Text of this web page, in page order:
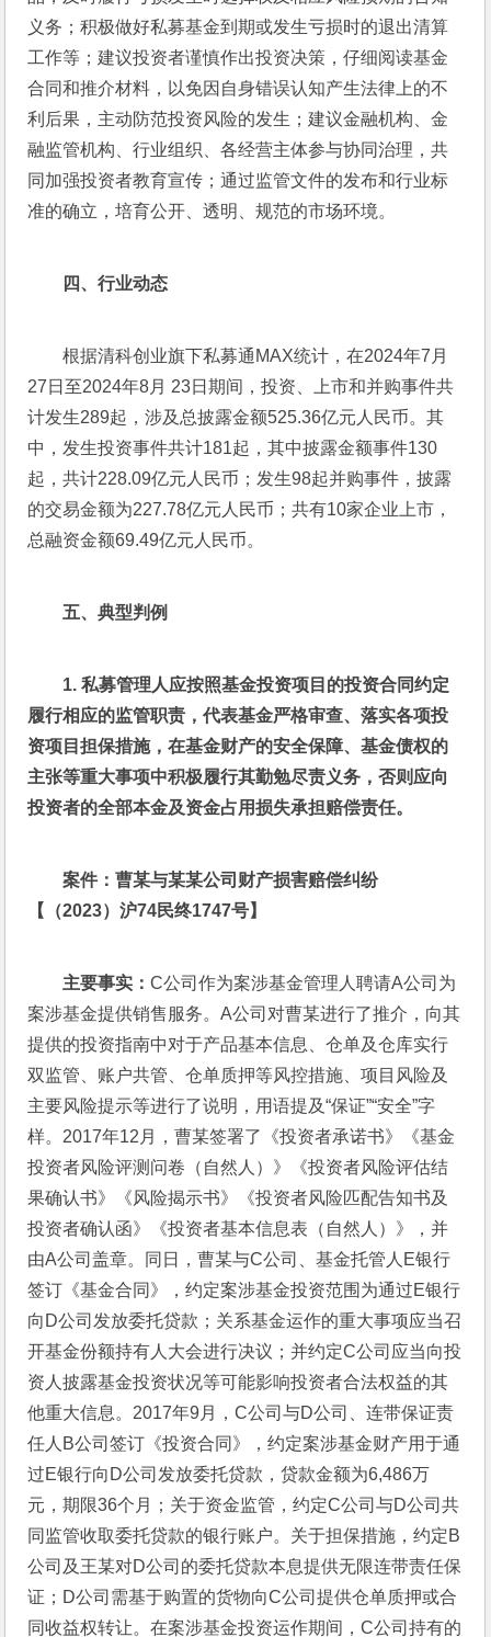
义务；积极做好私募基金到期或发生亏损时的退出清算
工作等；建议投资者谨慎作出投资决策，仔细阅读基金
合同和推介材料，以免因自身错误认知产生法律上的不
利后果，主动防范投资风险的发生；建议金融机构、金
融监管机构、行业组织、各经营主体参与协同治理，共
同加强投资者教育宣传；通过监管文件的发布和行业标
准的确立，培育公开、透明、规范的市场环境。
四、行业动态
根据清科创业旗下私募通MAX统计，在2024年7月
27日至2024年8月 23日期间，投资、上市和并购事件共
计发生289起，涉及总披露金额525.36亿元人民币。其
中，发生投资事件共计181起，其中披露金额事件130
起，共计228.09亿元人民币；发生98起并购事件，披露
的交易金额为227.78亿元人民币；共有10家企业上市，
总融资金额69.49亿元人民币。
五、典型判例
1. 私募管理人应按照基金投资项目的投资合同约定
履行相应的监管职责，代表基金严格审查、落实各项投
资项目担保措施，在基金财产的安全保障、基金债权的
主张等重大事项中积极履行其勤勉尽责义务，否则应向
投资者的全部本金及资金占用损失承担赔偿责任。
案件：曹某与某某公司财产损害赔偿纠纷
【（2023）沪74民终1747号】
主要事实：C公司作为案涉基金管理人聘请A公司为
案涉基金提供销售服务。A公司对曹某进行了推介，向其
提供的投资指南中对于产品基本信息、仓单及仓库实行
双监管、账户共管、仓单质押等风控措施、项目风险及
主要风险提示等进行了说明，用语提及“保证”“安全”字
样。2017年12月，曹某签署了《投资者承诺书》《基金
投资者风险评测问卷（自然人）》《投资者风险评估结
果确认书》《风险揭示书》《投资者风险匹配告知书及
投资者确认函》《投资者基本信息表（自然人）》，并
由A公司盖章。同日，曹某与C公司、基金托管人E银行
签订《基金合同》，约定案涉基金投资范围为通过E银行
向D公司发放委托贷款；关系基金运作的重大事项应当召
开基金份额持有人大会进行决议；并约定C公司应当向投
资人披露基金投资状况等可能影响投资者合法权益的其
他重大信息。2017年9月，C公司与D公司、连带保证责
任人B公司签订《投资合同》，约定案涉基金财产用于通
过E银行向D公司发放委托贷款，贷款金额为6,486万
元，期限36个月；关于资金监管，约定C公司与D公司共
同监管收取委托贷款的银行账户。关于担保措施，约定B
公司及王某对D公司的委托贷款本息提供无限连带责任保
证；D公司需基于购置的货物向C公司提供仓单质押或合
同收益权转让。在案涉基金投资运作期间，C公司持有的